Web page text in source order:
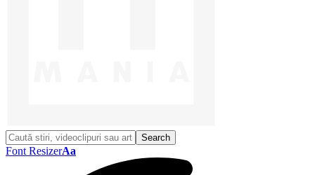
Font ResizerAa